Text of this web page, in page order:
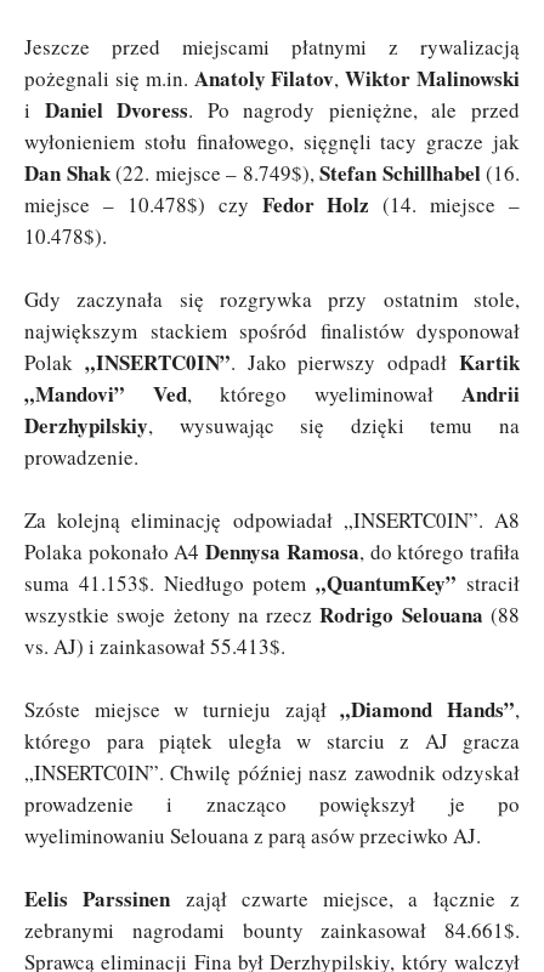
Jeszcze przed miejscami płatnymi z rywalizacją
pożegnali się m.in. Anatoly Filatov,Wiktor Malinowski
i Daniel Dvoress. Po nagrody pieniężne, ale przed
wyłonieniem stołu finałowego, sięgnęli tacy gracze jak
Dan Shak(22. miejsce – 8.749$),Stefan Schillhabel(16.
miejsce – 10.478$) czy Fedor Holz (14. miejsce –
10.478$).
Gdy zaczynała się rozgrywka przy ostatnim stole,
największym stackiem spośród finalistów dysponował
Polak „INSERTC0IN”. Jako pierwszy odpadłKartik
„Mandovi” Ved, którego wyeliminował Andrii
Derzhypilskiy, wysuwając się dzięki temu na
prowadzenie.
Za kolejną eliminację odpowiadał „INSERTC0IN”. A8
Polaka pokonało A4Dennysa Ramosa, do którego trafiła
suma 41.153$. Niedługo potem „QuantumKey” stracił
wszystkie swoje żetony na rzeczRodrigo Selouana (88
vs. AJ) i zainkasował 55.413$.
Szóste miejsce w turnieju zajął„Diamond Hands”,
którego para piątek uległa w starciu z AJ gracza
„INSERTC0IN”. Chwilę później nasz zawodnik odzyskał
prowadzenie i znacząco powiększył je po
wyeliminowaniu Selouana z parą asów przeciwko AJ.
Eelis Parssinen zajął czwarte miejsce, a łącznie z
zebranymi nagrodami bounty zainkasował 84.661$.
Sprawcą eliminacji Fina był Derzhypilskiy, który walczył